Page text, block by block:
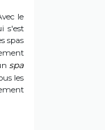
le
s'est
spas
spa
les